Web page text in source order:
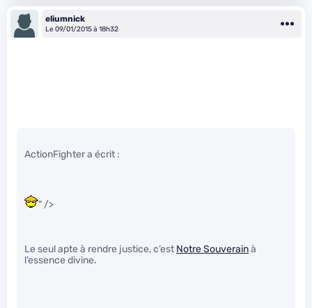
eliumnick
Le 09/01/2015 à 18h32
ActionFighter a écrit :
" />
Le seul apte à rendre justice, c’est Notre Souverainà
l’essence divine.